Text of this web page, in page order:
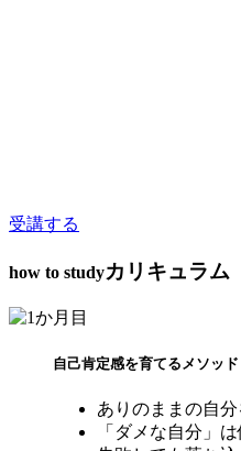
受講する
how to studyカリキュラム
自己肯定感を育てるメソッド
ありのままの自
「ダメな自分」